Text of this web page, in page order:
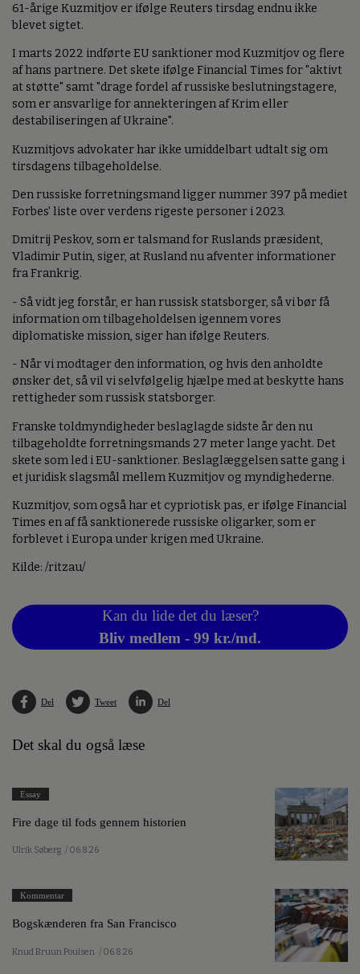
61-årige Kuzmitjov er ifølge Reuters tirsdag endnu ikke
blevet sigtet.
I marts 2022 indførte EU sanktioner mod Kuzmitjov og flere
af hans partnere. Det skete ifølge Financial Times for "aktivt
at støtte" samt "drage fordel af russiske beslutningstagere,
som er ansvarlige for annekteringen af Krim eller
destabiliseringen af Ukraine".
Kuzmitjovs advokater har ikke umiddelbart udtalt sig om
tirsdagens tilbageholdelse.
Den russiske forretningsmand ligger nummer 397 på mediet
Forbes' liste over verdens rigeste personer i 2023.
Dmitrij Peskov, som er talsmand for Ruslands præsident,
Vladimir Putin, siger, at Rusland nu afventer informationer
fra Frankrig.
- Så vidt jeg forstår, er han russisk statsborger, så vi bør få
information om tilbageholdelsen igennem vores
diplomatiske mission, siger han ifølge Reuters.
- Når vi modtager den information, og hvis den anholdte
ønsker det, så vil vi selvfølgelig hjælpe med at beskytte hans
rettigheder som russisk statsborger.
Franske toldmyndigheder beslaglagde sidste år den nu
tilbageholdte forretningsmands 27 meter lange yacht. Det
skete som led i EU-sanktioner. Beslaglæggelsen satte gang i
et juridisk slagsmål mellem Kuzmitjov og myndighederne.
Kuzmitjov, som også har et cypriotisk pas, er ifølge Financial
Times en af få sanktionerede russiske oligarker, som er
forblevet i Europa under krigen med Ukraine.
Kilde: /ritzau/
Kan du lide det du læser?
Bliv medlem - 99 kr./md.
Del Tweet Del
Det skal du også læse
Essay
Fire dage til fods gennem historien
Ulrik Søberg / 06.8.26
Kommentar
Bogskænderen fra San Francisco
Knud Bruun Poulsen / 06.8.26